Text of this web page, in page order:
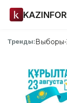
Тренды:Выборы-